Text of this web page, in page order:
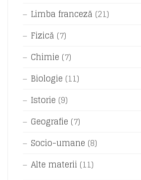
Limba franceză (21)
Fizică (7)
Chimie (7)
Biologie (11)
Istorie (9)
Geografie (7)
Socio-umane (8)
Alte materii (11)